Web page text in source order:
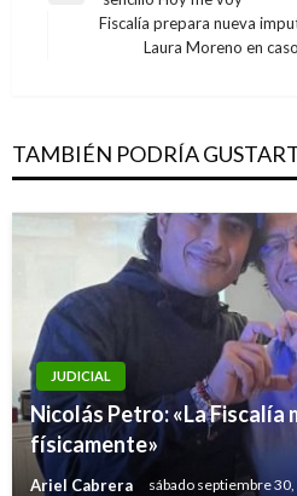
anteriorFiscalía prepara nueva
Laura Moreno en
TAMBIÉN PODRÍA
JUDICIAL
Nicolás Petro: «La Fiscalía
físicamente»
Ariel Cabrera sábado septiembre